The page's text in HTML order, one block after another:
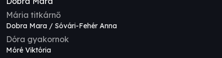
Mária titkárnő
Dobra Mara / Sóvári-Fehér Anna
Dóra gyakornok
Móré Viktória